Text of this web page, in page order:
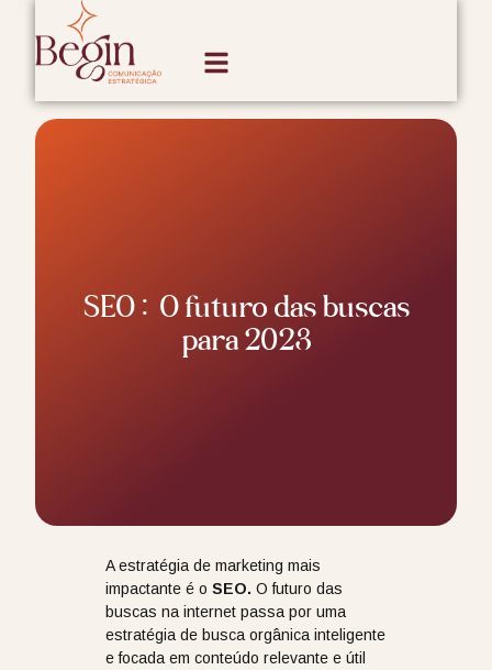
SEO: O futuro das buscas
para 2023
A estratégia de marketing mais
impactante é o SEO. O futuro das
buscas na internet passa por uma
estratégia de busca orgânica inteligente
e focada em conteúdo relevante e útil